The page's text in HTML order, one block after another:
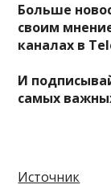
Больше
своим
каналах в
И
самых
Источник